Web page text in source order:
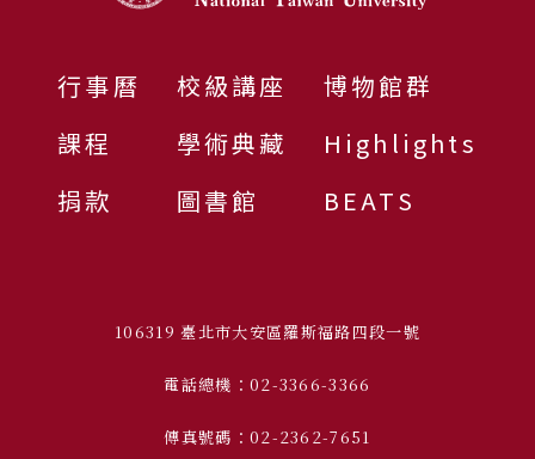
行事曆
課程
捐款
校級講座
學術典藏
圖書館
博物館群
Highlights
BEATS
106319 臺北市大安區羅斯福路四段一號
電話總機：02-3366-3366
傳真號碼：02-2362-7651